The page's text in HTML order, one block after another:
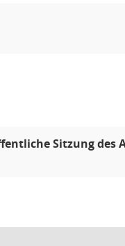
Sitzung des